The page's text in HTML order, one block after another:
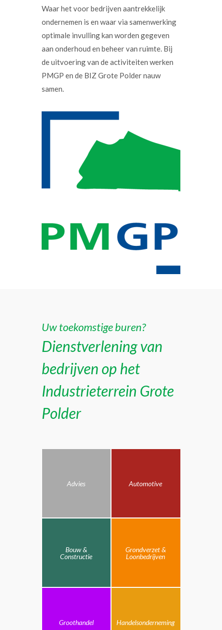
Waar het voor bedrijven aantrekkelijk
ondernemen is en waar via samenwerking
optimale invulling kan worden gegeven
aan onderhoud en beheer van ruimte. Bij
de uitvoering van de activiteiten werken
PMGP en de BIZ Grote Polder nauw
samen.
Uw toekomstige buren?
Dienstverlening van
bedrijven op het
Industrieterrein Grote
Polder
Advies Automotive
Bouw &
Constructie
Grondverzet &
Loonbedrijven
Groothandel Handelsonderneming